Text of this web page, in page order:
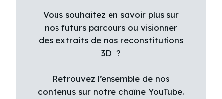
Vous souhaitez en savoir plus sur
nos futurs parcours ou visionner
des extraits de nos reconstitutions
3D ?
Retrouvez l’ensemble de nos
contenus sur notre chaîne YouTube.